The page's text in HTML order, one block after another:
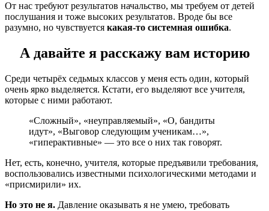
От нас требуют результатов начальство, мы требуем от детей
послушания и тоже высоких результатов. Вроде бы все
разумно, но чувствуется какая-то системная ошибка.
А давайте я расскажу вам историю
Среди четырёх седьмых классов у меня есть один, который
очень ярко выделяется. Кстати, его выделяют все учителя,
которые с ними работают.
«Сложный», «неуправляемый», «О, бандиты
идут», «Выговор следующим ученикам…»,
«гиперактивные» — это все о них так говорят.
Нет, есть, конечно, учителя, которые предъявили требования,
воспользовались известными психологическими методами и
«присмирили» их.
Но это не я. Давление оказывать я не умею, требовать